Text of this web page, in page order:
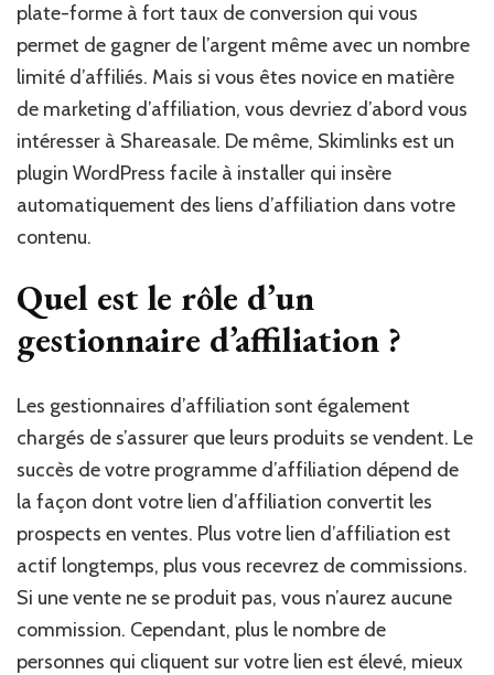
plate-forme à fort taux de conversion qui vous
permet de gagner de l’argent même avec un nombre
limité d’affiliés. Mais si vous êtes novice en matière
de marketing d’affiliation, vous devriez d’abord vous
intéresser à Shareasale. De même, Skimlinks est un
plugin WordPress facile à installer qui insère
automatiquement des liens d’affiliation dans votre
contenu.
Quel est le rôle d’un
gestionnaire d’affiliation ?
Les gestionnaires d’affiliation sont également
chargés de s’assurer que leurs produits se vendent. Le
succès de votre programme d’affiliation dépend de
la façon dont votre lien d’affiliation convertit les
prospects en ventes. Plus votre lien d’affiliation est
actif longtemps, plus vous recevrez de commissions.
Si une vente ne se produit pas, vous n’aurez aucune
commission. Cependant, plus le nombre de
personnes qui cliquent sur votre lien est élevé, mieux